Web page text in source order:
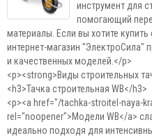
инструмент для
помогающий
материалы. Если вы хотите
интернет-магазин "ЭлектроСила"
и качественных моделей.</p>
<p><strong>Виды строительных
<h3>Тачка строительная WB</h3>
<p><a href="/tachka-stroitel-naya-
rel="noopener">Модели WB</a>
идеально подходя для